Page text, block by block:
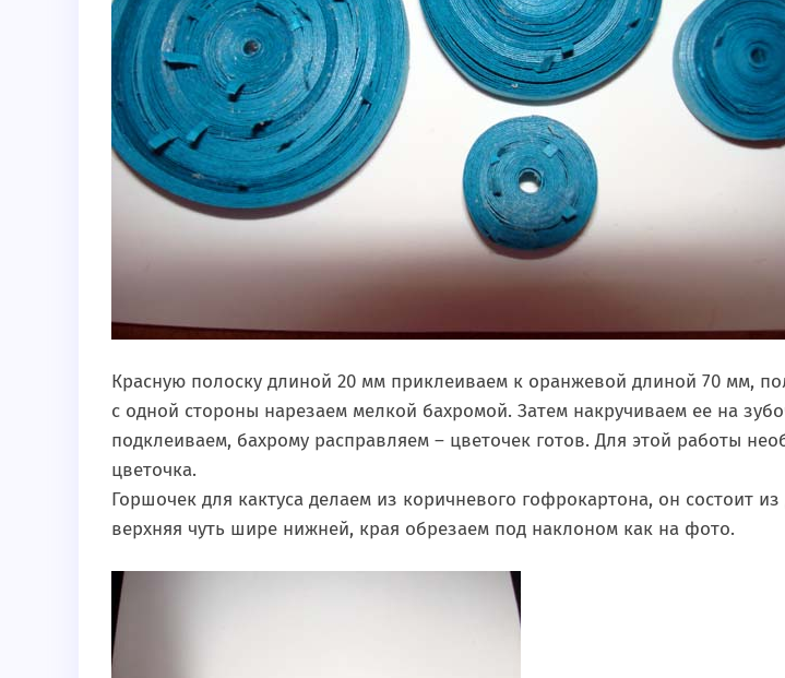
Красную полоску длиной 20 мм приклеиваем к оранжевой длиной 70 мм,
с одной стороны нарезаем мелкой бахромой. Затем накручиваем ее на
подклеиваем, бахрому расправляем – цветочек готов. Для этой работы
цветочка.
Горшочек для кактуса делаем из коричневого гофрокартона, он состоит из
верхняя чуть шире нижней, края обрезаем под наклоном как на фото.